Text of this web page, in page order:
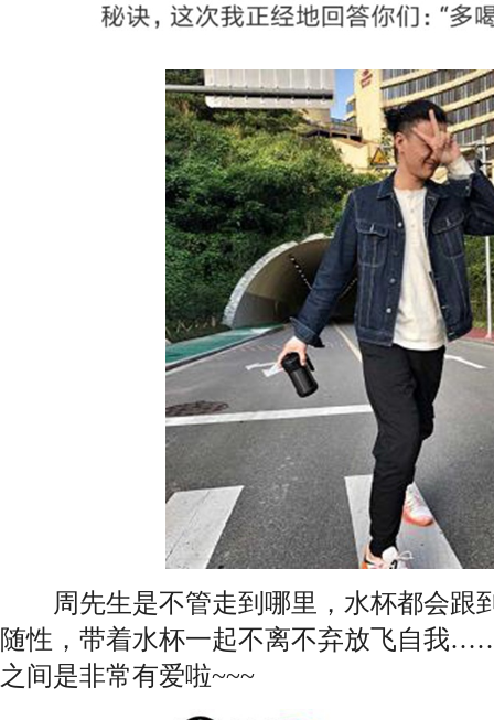
周先生是不管走到哪里，水杯都会跟
随性，带着水杯一起不离不弃放飞自我
之间是非常有爱啦~~~